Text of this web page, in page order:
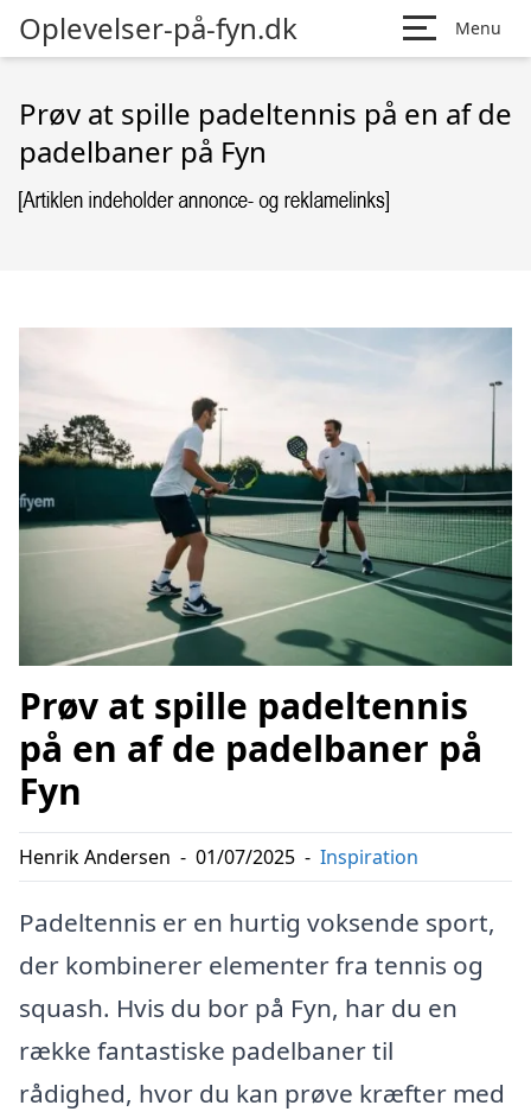
Oplevelser-på-fyn.dk Menu
Prøv at spille padeltennis på en af de
padelbaner på Fyn
Prøv at spille padeltennis
på en af de padelbaner på
Fyn
Henrik Andersen - 01/07/2025 - Inspiration
Padeltennis er en hurtig voksende sport,
der kombinerer elementer fra tennis og
squash. Hvis du bor på Fyn, har du en
række fantastiske padelbaner til
rådighed, hvor du kan prøve kræfter med